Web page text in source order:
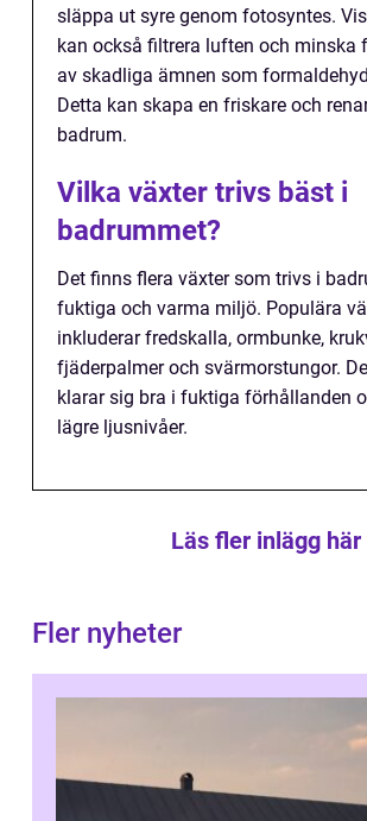
släppa ut syre genom fotosyntes.
kan också filtrera luften och minska
av skadliga ämnen som
Detta kan skapa en friskare och
badrum.
Vilka växter trivs bäst i
badrummet?
Det finns flera växter som trivs i
fuktiga och varma miljö. Populära
inkluderar fredskalla, ormbunke,
fjäderpalmer och svärmorstungor.
klarar sig bra i fuktiga förhållanden
lägre ljusnivåer.
Läs fler inlägg här
Fler nyheter